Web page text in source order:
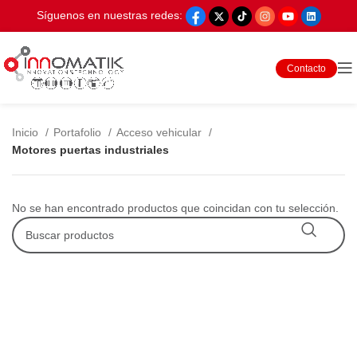
Síguenos en nuestras redes:
Contacto
Inicio Portafolio
Acceso vehicular
Motores puertas industriales
No se han encontrado productos que coincidan con tu selección.